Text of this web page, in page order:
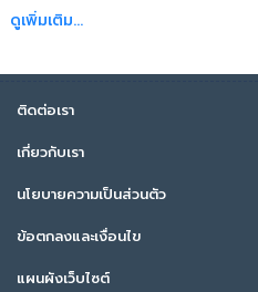
ดูเพิ่มเติม...
ติดต่อเรา
เกี่ยวกับเรา
นโยบายความเป็นส่วนตัว
ข้อตกลงและเงื่อนไข
แผนผังเว็บไซต์